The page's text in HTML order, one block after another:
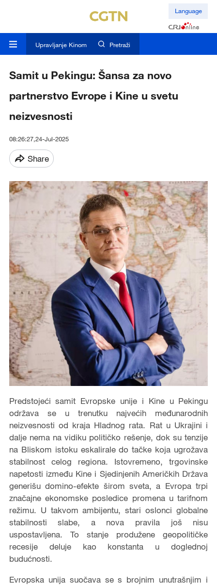
Language
Upravljanje Kinom Pretraži
Samit u Pekingu: Šansa za novo
partnerstvo Evrope i Kine u svetu
neizvesnosti
08:26:27,24-Jul-2025
Share
Predstojeći samit Evropske unije i Kine u Pekingu
održava se u trenutku najvećih međunarodnih
neizvesnosti od kraja Hladnog rata. Rat u Ukrajini i
dalje nema na vidiku političko rešenje, dok su tenzije
na Bliskom istoku eskalirale do tačke koja ugrožava
stabilnost celog regiona. Istovremeno, trgovinske
napetosti između Kine i Sjedinjenih Američkih Država
generišu domino-efekte širom sveta, a Evropa trpi
značajne ekonomske posledice promena u tarifnom
režimu. U takvom ambijentu, stari oslonci globalne
stabilnosti slabe, a nova pravila još nisu
uspostavljena. To stanje produžene geopolitičke
recesije deluje kao konstanta u doglednoj
budućnosti.
Evropska unija suočava se s brojnim unutrašnjim i